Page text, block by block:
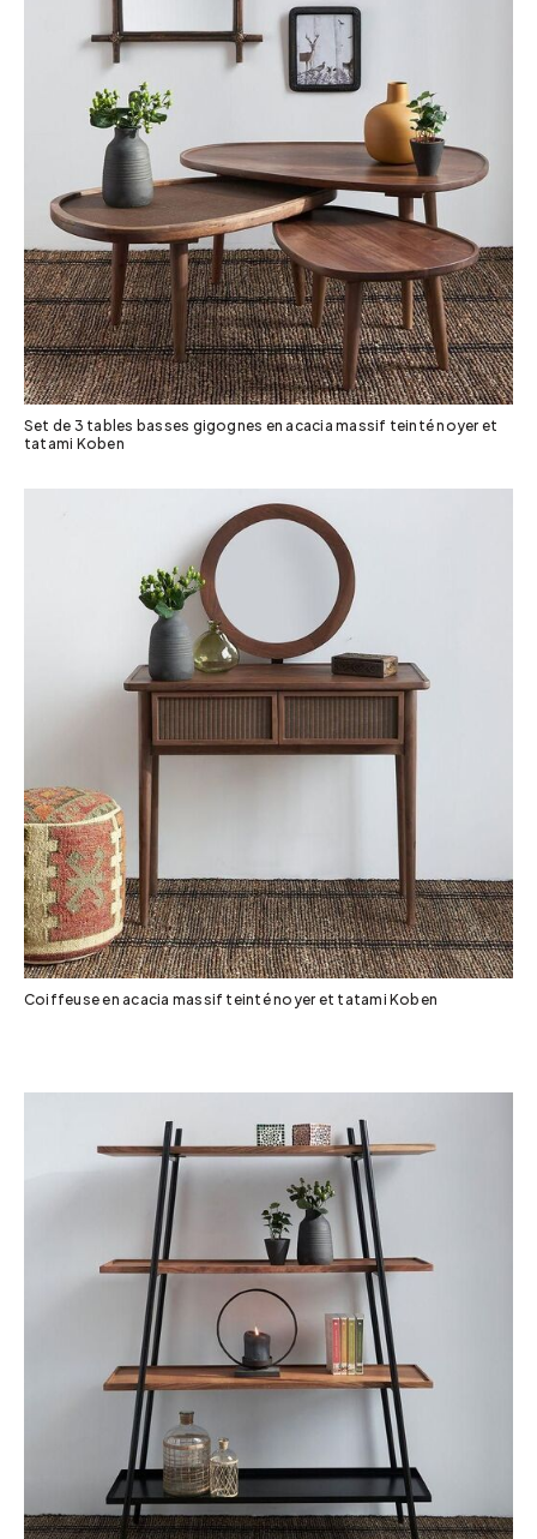
Set de 3 tables basses gigognes en acacia massif teinté noyer et
tatami Koben
Coiffeuse en acacia massif teinté noyer et tatami Koben